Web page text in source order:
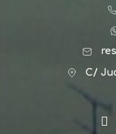
C/